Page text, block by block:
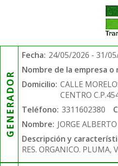
GENERADOR
Fecha: 24/05/2026 - 31/
Nombre de la empresa o
Domicilio: CALLE
CENTRO
Teléfono: 3311602380
Nombre: JORGE
Descripción y
RES. ORGANICO. PLUMA,